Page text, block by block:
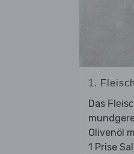
1.
Das
Olivenöl
1 Prise